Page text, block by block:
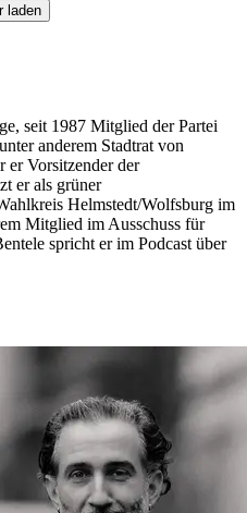
laden
seit 1987 Mitglied der Partei
anderem Stadtrat von
er Vorsitzender der
er als grüner
Helmstedt/Wolfsburg im
Mitglied im Ausschuss für
spricht er im Podcast über